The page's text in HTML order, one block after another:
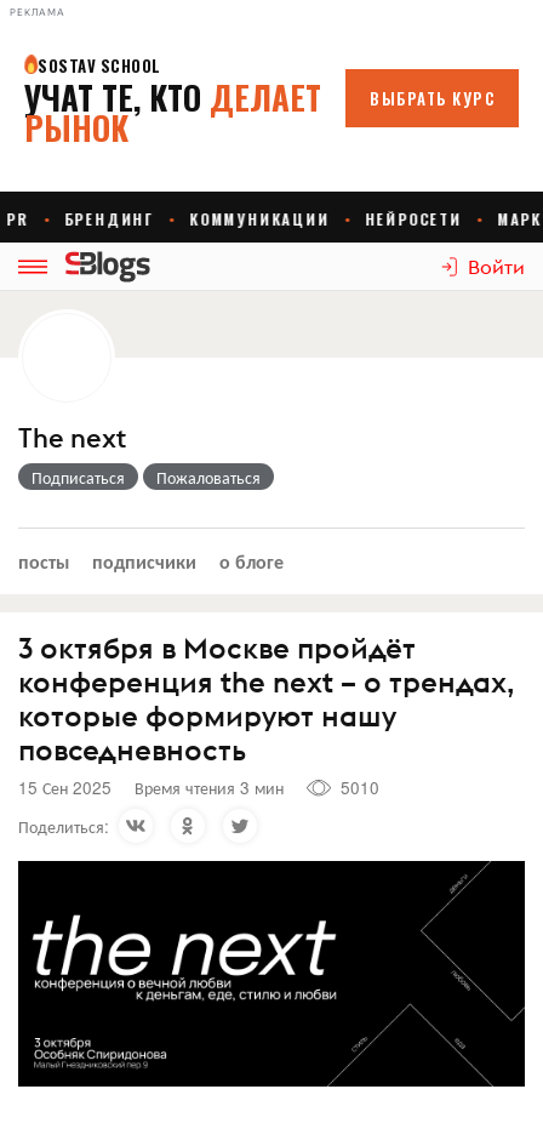
РЕКЛАМА
Войти
The next
Подписаться Пожаловаться
посты подписчики о блоге
3 октября в Москве пройдёт
конференция the next – о трендах,
которые формируют нашу
повседневность
15 Сен 2025 Время чтения 3 мин
5010
Поделиться: